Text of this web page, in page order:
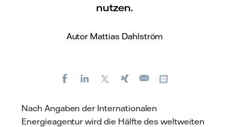
nutzen.
Autor Mattias Dahlström
FacebookLinkedIn Xing
E-
Nach Angaben der Internationalen
Energieagentur wird die Hälfte des weltweiten